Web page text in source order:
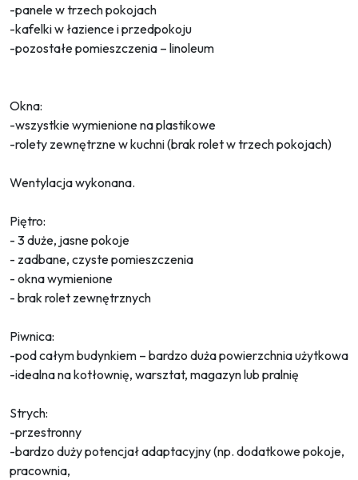
-panele w trzech pokojach
-kafelki w łazience i przedpokoju
-pozostałe pomieszczenia – linoleum
Okna:
-wszystkie wymienione na plastikowe
-rolety zewnętrzne w kuchni (brak rolet w trzech pokojach)
Wentylacja wykonana.
Piętro:
- 3 duże, jasne pokoje
- zadbane, czyste pomieszczenia
- okna wymienione
- brak rolet zewnętrznych
Piwnica:
-pod całym budynkiem – bardzo duża powierzchnia użytkowa
-idealna na kotłownię, warsztat, magazyn lub pralnię
Strych:
-przestronny
-bardzo duży potencjał adaptacyjny (np. dodatkowe pokoje,
pracownia,